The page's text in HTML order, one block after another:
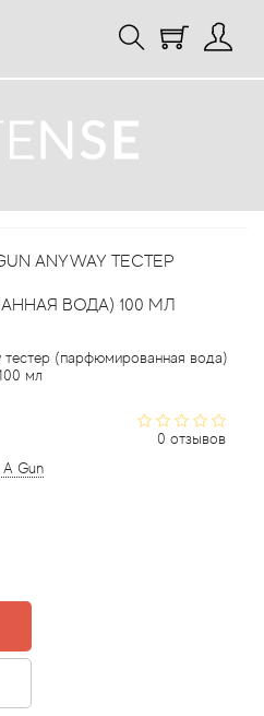
ANYWAY ТЕСТЕР
ВОДА) 100 МЛ
0 отзывов
A Gun